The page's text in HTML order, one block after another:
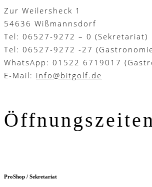
Zur Weilersheck 1
54636 Wißmannsdorf
Tel: 06527-9272 – 0 (Sekretariat)
Tel: 06527-9272 -27
WhatsApp: 01522 6719017
E-Mail: info@bitgolf.de
ProShop / Sekretariat